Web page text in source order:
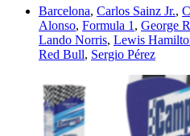
Barcelona, Carlos Sainz Jr.,
Alonso, Formula 1 , George
Lando Norris, Lewis
Red Bull, Sergio Pérez